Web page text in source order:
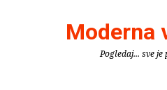
Moderna
Pogledaj... sve